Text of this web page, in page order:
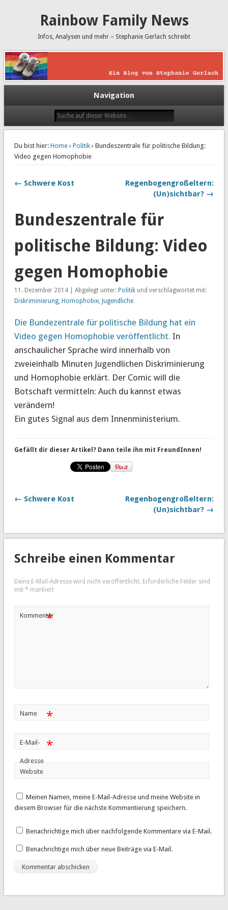
Rainbow Family News
Infos, Analysen und mehr – Stephanie Gerlach schreibt
Navigation
Du bist hier: Home› Politik› Bundeszentrale für politische Bildung:
Video gegen Homophobie
← Schwere Kost
Regenbogengroßeltern:
(Un)sichtbar? →
Bundeszentrale für
politische Bildung: Video
gegen Homophobie
11. Dezember 2014 | Abgelegt unter: Politikund verschlagwortet mit:
Diskriminierung, Homophobie, Jugendliche
Die Bundezentrale für politische Bildung hat ein
Video gegen Homophobie veröffentlicht. In
anschaulicher Sprache wird innerhalb von
zweieinhalb Minuten Jugendlichen Diskriminierung
und Homophobie erklärt. Der Comic will die
Botschaft vermitteln: Auch du kannst etwas
verändern!
Ein gutes Signal aus dem Innenministerium.
Gefällt dir dieser Artikel? Dann teile ihn mit FreundInnen!
← Schwere Kost
Regenbogengroßeltern:
(Un)sichtbar? →
Schreibe einen Kommentar
Deine E-Mail-Adresse wird nicht veröffentlicht. Erforderliche Felder sind
mit * markiert
Kommentar
*
Name *
E-Mail-
Adresse
*
Website
Meinen Namen, meine E-Mail-Adresse und meine Website in
diesem Browser für die nächste Kommentierung speichern.
Benachrichtige mich über nachfolgende Kommentare via E-Mail.
Benachrichtige mich über neue Beiträge via E-Mail.